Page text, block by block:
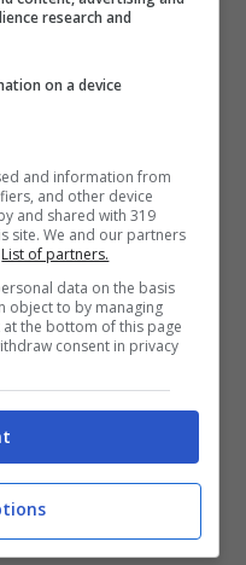
– Il celeberrimo
presente anche
“man edition” si
tra lo scroto
e nuota” –Se nel
di Nemo” è la
problemi di
nella realtà sono
in merito.
Norvegese di
infatti che la
research and
on a device
and information from
and other device
and shared with 319
site. We and our partners
List of partners.
data on the basis
object to by managing
the bottom of this page
consent in privacy